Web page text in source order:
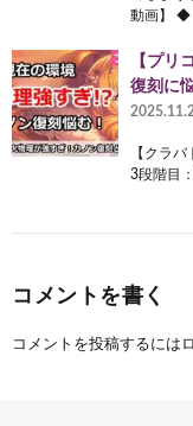
動画】 ◆
【プリ
復刻に
【クラ
3段階目
コメントを書く
コメントを投稿するには